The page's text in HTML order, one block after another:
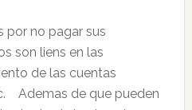
por no pagar sus
son liens en las
de las cuentas
Ademas de que pueden